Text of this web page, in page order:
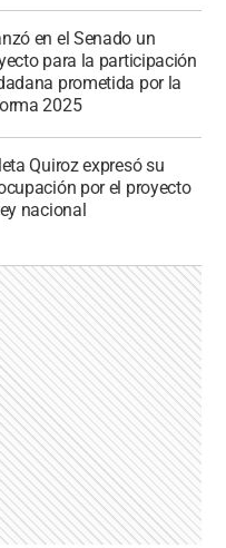
en el Senado un
para la participación
prometida por la
2025
Quiroz expresó su
por el proyecto
nacional